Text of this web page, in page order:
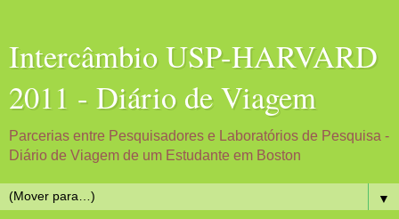
Intercâmbio USP-HARVARD
2011 - Diário de Viagem
Parcerias entre Pesquisadores e Laboratórios de Pesquisa -
Diário de Viagem de um Estudante em Boston
▼